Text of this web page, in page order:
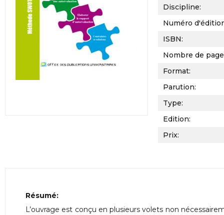
Discipline:
Numéro
ISBN:
Nombre de
Format:
Parution:
Type:
Edition:
Prix:
Résumé:
L’ouvrage est conçu en plusieurs volets non